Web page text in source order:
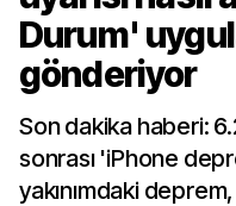
Durum'
gönderiyor
Son dakika haberi:
sonrası 'iPhone
yakınımdaki